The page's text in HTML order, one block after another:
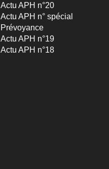
Actu APH n°20
Actu APH n° spécial
Prévoyance
Actu APH n°19
Actu APH n°18